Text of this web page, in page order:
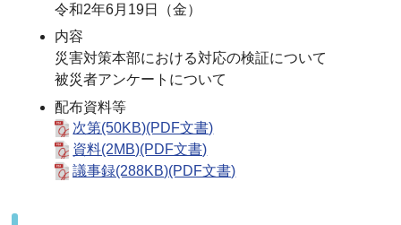
令和2年6月19日（金）
内容
災害対策本部における対応の検証について
被災者アンケートについて
配布資料等
次第(50KB)(PDF文書)
資料(2MB)(PDF文書)
議事録(288KB)(PDF文書)